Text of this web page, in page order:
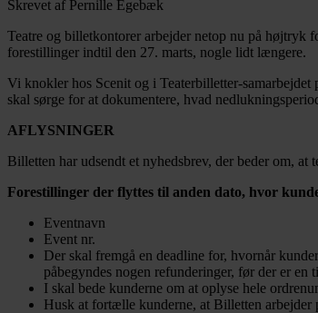
Skrevet af Pernille Egebæk
Teatre og billetkontorer arbejder netop nu på højtryk
forestillinger indtil den 27. marts, nogle lidt længere.
Vi knokler hos Scenit og i Teaterbilletter-
skal sørge for at dokumentere, hvad
AFLYSNINGER
Billetten har udsendt et nyhedsbrev, der beder om,
Forestillinger der flyttes til anden dato, hvor
Eventnavn
Event nr.
Der skal fremgå en deadline for, hvornår
påbegyndes nogen refunderinger, før der er en
I skal bede kunderne om at oplyse hele
Husk at fortælle kunderne, at Billetten